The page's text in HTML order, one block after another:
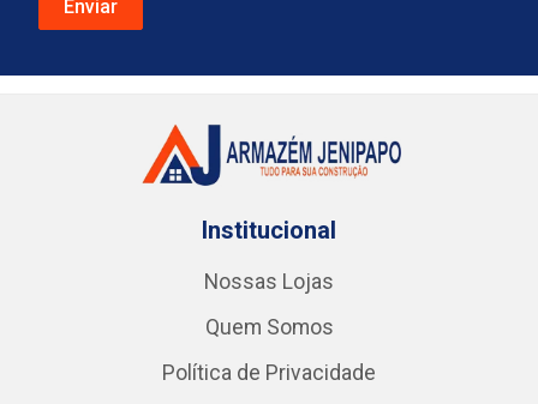
Institucional
Nossas Lojas
Quem Somos
Política de Privacidade